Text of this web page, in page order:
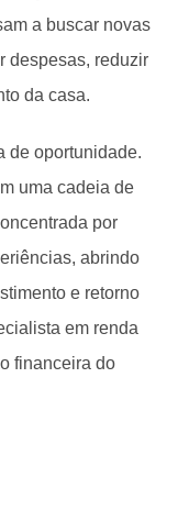
a buscar novas
despesas, reduzir
da casa.
de oportunidade.
uma cadeia de
por
abrindo
e retorno
em renda
financeira do